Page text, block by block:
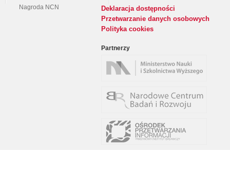
Nagroda NCN
Deklaracja dostępności
Przetwarzanie danych osobowych
Polityka cookies
Partnerzy